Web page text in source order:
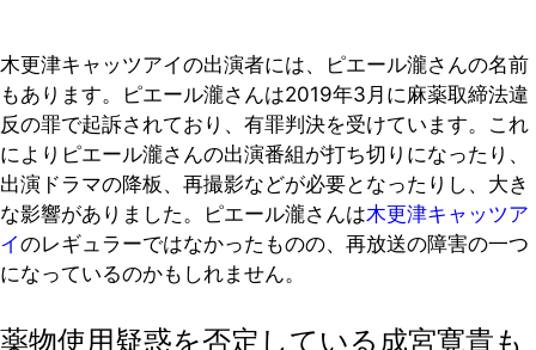
木更津キャッツアイの出演者には、ピエール瀧さんの名前
もあります。ピエール瀧さんは2019年3月に麻薬取締法違
反の罪で起訴されており、有罪判決を受けています。これ
によりピエール瀧さんの出演番組が打ち切りになったり、
出演ドラマの降板、再撮影などが必要となったりし、大き
な影響がありました。ピエール瀧さんは木更津キャッツア
イのレギュラーではなかったものの、再放送の障害の一つ
になっているのかもしれません。
薬物使用疑惑を否定している成宮寛貴も